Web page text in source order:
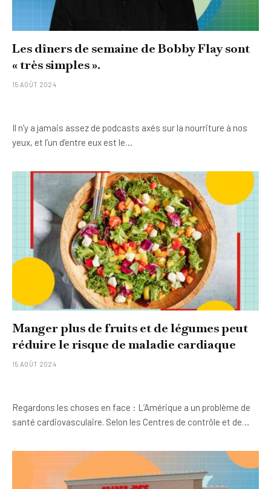
Les dîners de semaine de Bobby Flay sont
« très simples ».
15 AOÛT 2024
Il n’y a jamais assez de podcasts axés sur la nourriture à nos
yeux, et l’un d’entre eux est le…
Manger plus de fruits et de légumes peut
réduire le risque de maladie cardiaque
15 AOÛT 2024
Regardons les choses en face : L’Amérique a un problème de
santé cardiovasculaire. Selon les Centres de contrôle et de…